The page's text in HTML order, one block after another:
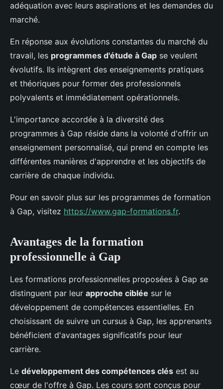
adéquation avec leurs aspirations et les demandes du
marché.
En réponse aux évolutions constantes du marché du
travail, les programmes d'étude à Gap se veulent
évolutifs. Ils intègrent des enseignements pratiques
et théoriques pour former des professionnels
polyvalents et immédiatement opérationnels.
L'importance accordée à la diversité des
programmes à Gap réside dans la volonté d'offrir un
enseignement personnalisé, qui prend en compte les
différentes manières d'apprendre et les objectifs de
carrière de chaque individu.
Pour en savoir plus sur les programmes de formation
à Gap, visitez https://www.gap-formations.fr.
Avantages de la formation
professionnelle à Gap
Les formations professionnelles proposées à Gap se
distinguent par leur approche ciblée sur le
développement de compétences essentielles. En
choisissant de suivre un cursus à Gap, les apprenants
bénéficient d'avantages significatifs pour leur
carrière.
Le développement des compétences clés est au
cœur de l'offre à Gap. Les cours sont conçus pour